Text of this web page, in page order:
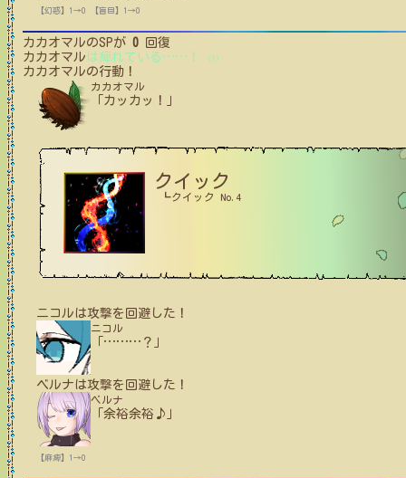
【幻惑】1→0 【盲目】1→0
カカオマルのSPが 0 回復
カカオマル は痺れている …… ！ (1)
カカオマルの行動！
カカオマル
「カッカッ！」
クイック
┗クイック No.4
ニコルは攻撃を回避した！
ニコル
……… ？」
ベルナは攻撃を回避した！
ベルナ
「余裕余裕♪」
【麻痺】1→0